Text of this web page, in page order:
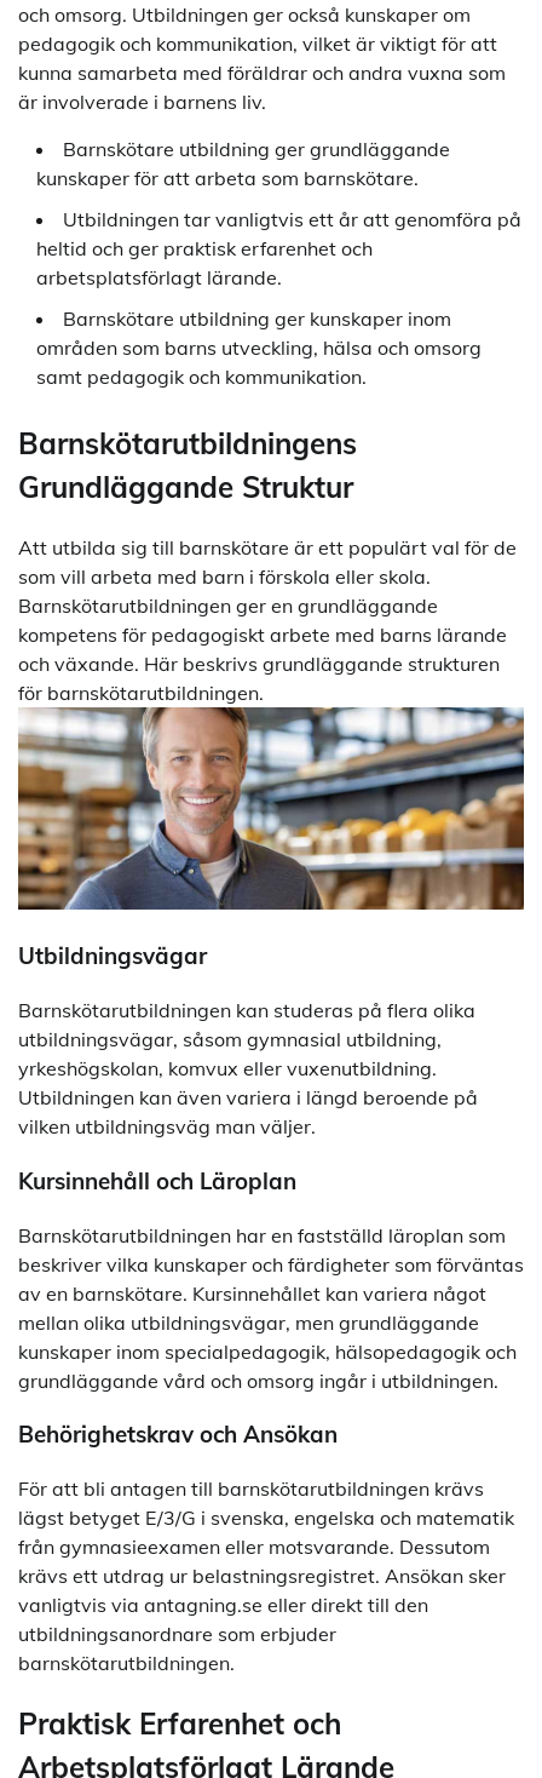
och omsorg. Utbildningen ger också kunskaper om
pedagogik och kommunikation, vilket är viktigt för att
kunna samarbeta med föräldrar och andra vuxna som
är involverade i barnens liv.
Barnskötare utbildning ger grundläggande
kunskaper för att arbeta som barnskötare.
Utbildningen tar vanligtvis ett år att genomföra på
heltid och ger praktisk erfarenhet och
arbetsplatsförlagt lärande.
Barnskötare utbildning ger kunskaper inom
områden som barns utveckling, hälsa och omsorg
samt pedagogik och kommunikation.
Barnskötarutbildningens
Grundläggande Struktur
Att utbilda sig till barnskötare är ett populärt val för de
som vill arbeta med barn i förskola eller skola.
Barnskötarutbildningen ger en grundläggande
kompetens för pedagogiskt arbete med barns lärande
och växande. Här beskrivs grundläggande strukturen
för barnskötarutbildningen.
Utbildningsvägar
Barnskötarutbildningen kan studeras på flera olika
utbildningsvägar, såsom gymnasial utbildning,
yrkeshögskolan, komvux eller vuxenutbildning.
Utbildningen kan även variera i längd beroende på
vilken utbildningsväg man väljer.
Kursinnehåll och Läroplan
Barnskötarutbildningen har en fastställd läroplan som
beskriver vilka kunskaper och färdigheter som förväntas
av en barnskötare. Kursinnehållet kan variera något
mellan olika utbildningsvägar, men grundläggande
kunskaper inom specialpedagogik, hälsopedagogik och
grundläggande vård och omsorg ingår i utbildningen.
Behörighetskrav och Ansökan
För att bli antagen till barnskötarutbildningen krävs
lägst betyget E/3/G i svenska, engelska och matematik
från gymnasieexamen eller motsvarande. Dessutom
krävs ett utdrag ur belastningsregistret. Ansökan sker
vanligtvis via antagning.se eller direkt till den
utbildningsanordnare som erbjuder
barnskötarutbildningen.
Praktisk Erfarenhet och
Arbetsplatsförlagt Lärande